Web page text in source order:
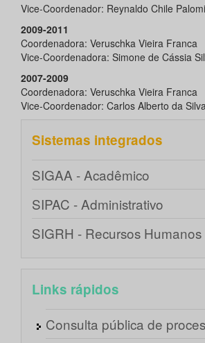
Vice-Coordenador: Reynaldo Chile
2009-2011
Coordenadora: Veruschka Vieira Franca
Vice-Coordenadora: Simone de Cássia
2007-2009
Coordenadora: Veruschka Vieira Franca
Vice-Coordenador: Carlos Alberto da
Sistemas integrados
SIGAA - Acadêmico
SIPAC - Administrativo
SIGRH - Recursos Humanos
Links rápidos
Consulta pública de